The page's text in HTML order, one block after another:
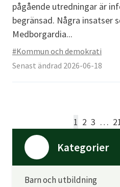
pågående utredningar är
begränsad. Några insatser
Medborgardia...
#Kommun och demokrati
Senast ändrad 2026-06-18
1 2 3 …
Kategorier
Barn och utbildning